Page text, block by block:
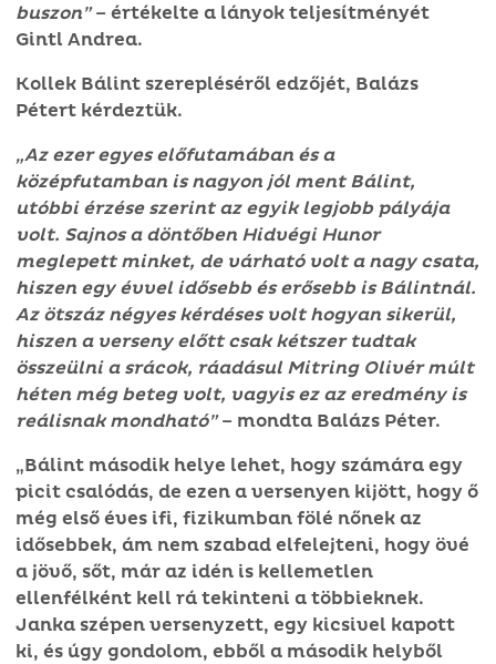
buszon”– értékelte a lányok teljesítményét
Gintl Andrea.
Kollek Bálint szerepléséről edzőjét, Balázs
Pétert kérdeztük.
„Az ezer egyes előfutamában és a
középfutamban is nagyon jól ment Bálint,
utóbbi érzése szerint az egyik legjobb pályája
volt. Sajnos a döntőben Hidvégi Hunor
meglepett minket, de várható volt a nagy csata,
hiszen egy évvel idősebb és erősebb is Bálintnál.
Az ötszáz négyes kérdéses volt hogyan sikerül,
hiszen a verseny előtt csak kétszer tudtak
összeülni a srácok, ráadásul Mitring Olivér múlt
héten még beteg volt, vagyis ez az eredmény is
reálisnak mondható”– mondta Balázs Péter.
„Bálint második helye lehet, hogy számára egy
picit csalódás, de ezen a versenyen kijött, hogy ő
még első éves ifi, fizikumban fölé nőnek az
idősebbek, ám nem szabad elfelejteni, hogy övé
a jövő, sőt, már az idén is kellemetlen
ellenfélként kell rá tekinteni a többieknek.
Janka szépen versenyzett, egy kicsivel kapott
ki, és úgy gondolom, ebből a második helyből